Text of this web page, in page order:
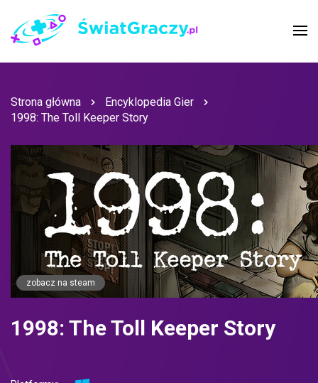
Strona główna
Encyklopedia Gier
1998: The Toll Keeper Story
zobacz na steam
1998: The Toll Keeper Story